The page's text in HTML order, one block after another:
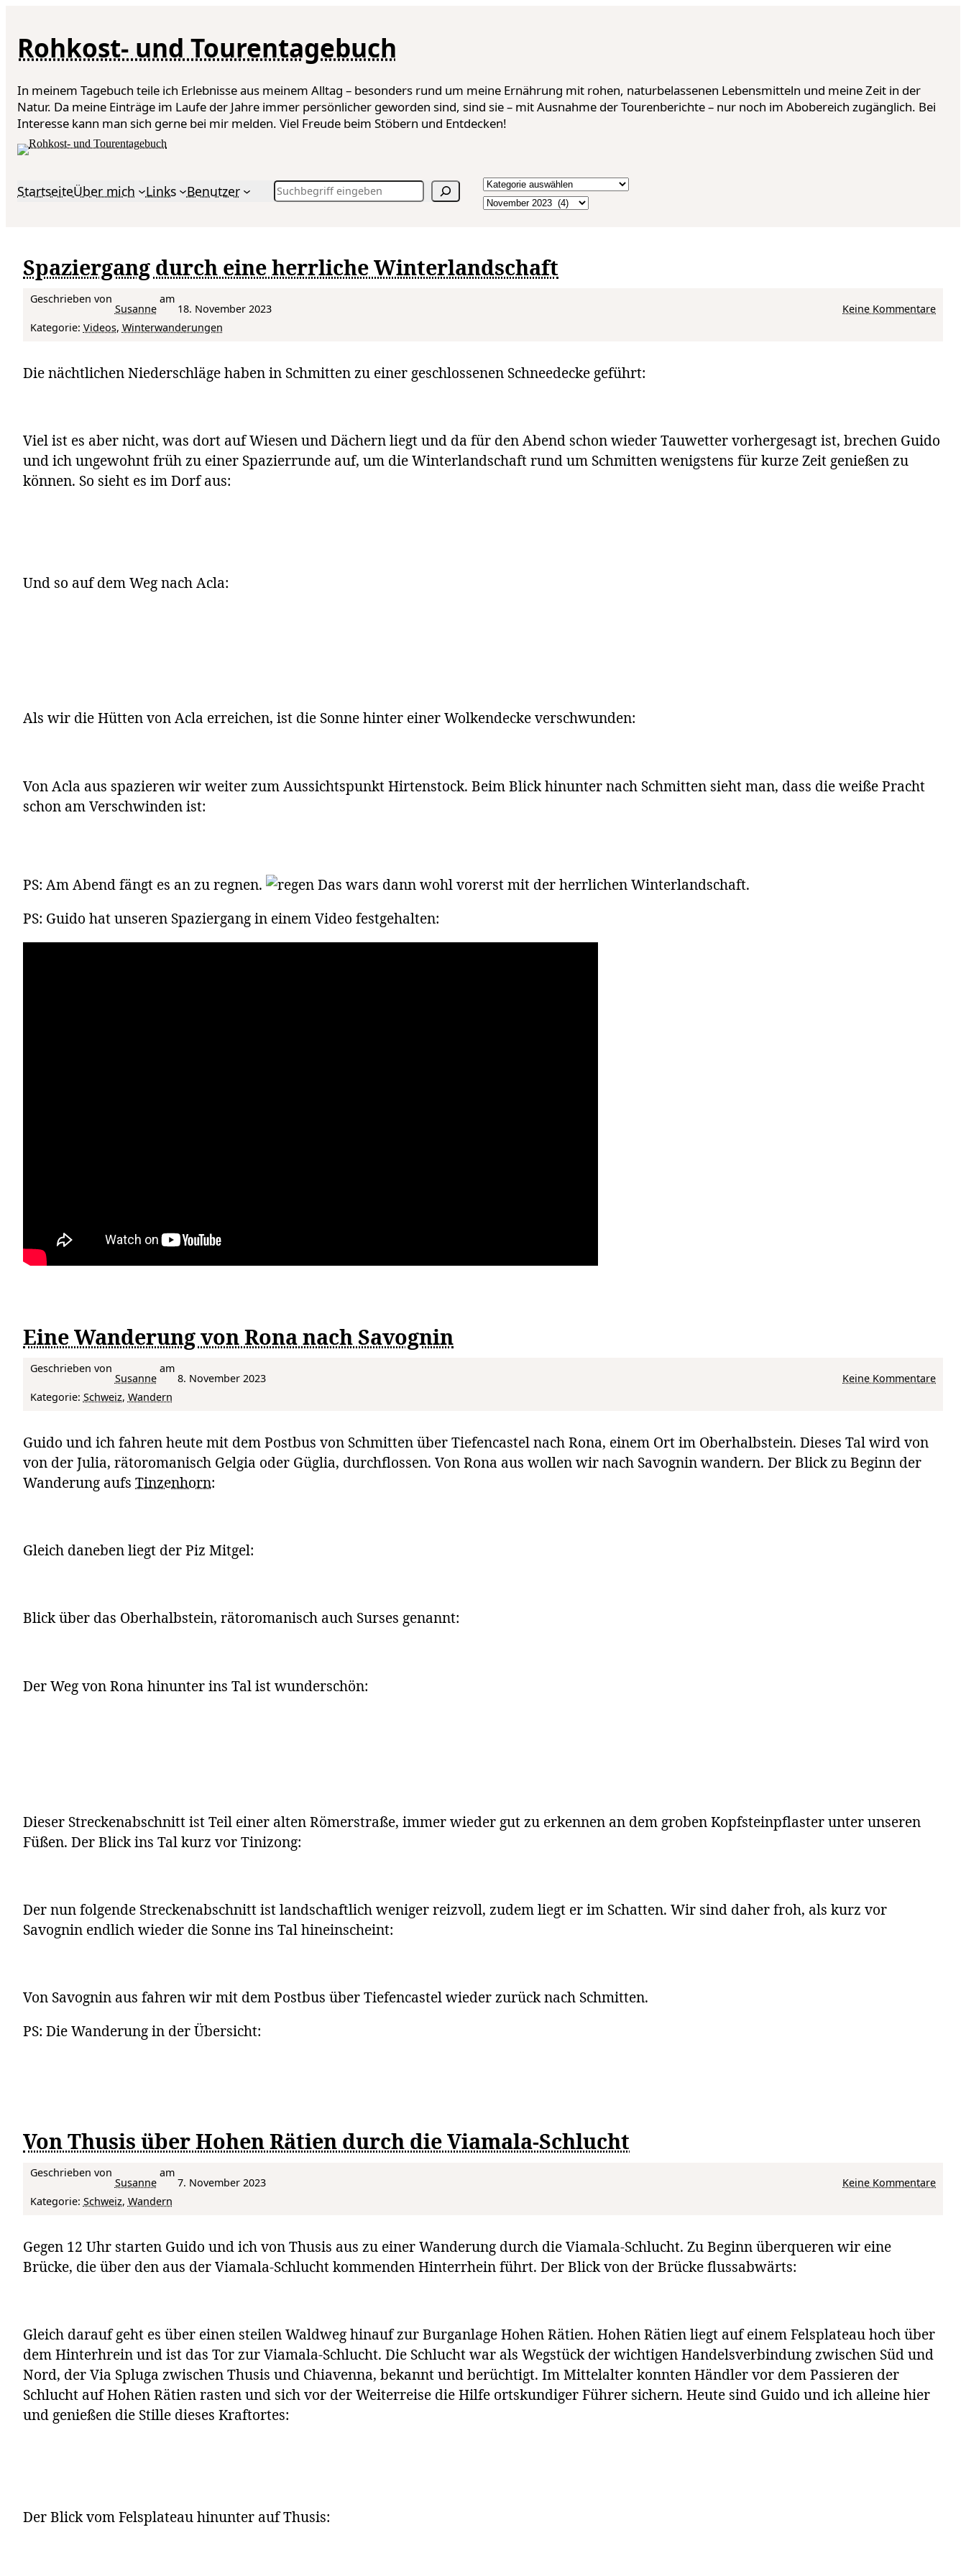
Rohkost- und Tourentagebuch
In meinem Tagebuch teile ich Erlebnisse aus meinem Alltag – besonders rund um meine Ernährung mit rohen, naturbelassenen Lebensmitteln und meine Zeit in der
Natur. Da meine Einträge im Laufe der Jahre immer persönlicher geworden sind, sind sie – mit Ausnahme der Tourenberichte – nur noch im Abobereich zugänglich. Bei
Interesse kann man sich gerne bei mir melden. Viel Freude beim Stöbern und Entdecken!
StartseiteÜber mich Links Benutzer Search
Kategorien
Archiv
Spaziergang durch eine herrliche Winterlandschaft
Geschrieben von
Susanne
am
18. November 2023 Keine Kommentarezu Spaziergang
Kategorie: Videos, Winterwanderungen
Die nächtlichen Niederschläge haben in Schmitten zu einer geschlossenen Schneedecke geführt:
Viel ist es aber nicht, was dort auf Wiesen und Dächern liegt und da für den Abend schon wieder Tauwetter vorhergesagt ist, brechen Guido
und ich ungewohnt früh zu einer Spazierrunde auf, um die Winterlandschaft rund um Schmitten wenigstens für kurze Zeit genießen zu
können. So sieht es im Dorf aus:
Und so auf dem Weg nach Acla:
Als wir die Hütten von Acla erreichen, ist die Sonne hinter einer Wolkendecke verschwunden:
Von Acla aus spazieren wir weiter zum Aussichtspunkt Hirtenstock. Beim Blick hinunter nach Schmitten sieht man, dass die weiße Pracht
schon am Verschwinden ist:
PS: Am Abend fängt es an zu regnen.
Das wars dann wohl vorerst mit der herrlichen Winterlandschaft.
PS: Guido hat unseren Spaziergang in einem Video festgehalten:
Eine Wanderung von Rona nach Savognin
Geschrieben von
Susanne
am
8. November 2023 Keine Kommentarezu Eine Wanderung von
Kategorie: Schweiz, Wandern
Guido und ich fahren heute mit dem Postbus von Schmitten über Tiefencastel nach Rona, einem Ort im Oberhalbstein. Dieses Tal wird von
von der Julia, rätoromanisch Gelgia oder Güglia, durchflossen. Von Rona aus wollen wir nach Savognin wandern. Der Blick zu Beginn der
Wanderung aufs Tinzenhorn:
Gleich daneben liegt der Piz Mitgel:
Blick über das Oberhalbstein, rätoromanisch auch Surses genannt:
Der Weg von Rona hinunter ins Tal ist wunderschön:
Dieser Streckenabschnitt ist Teil einer alten Römerstraße, immer wieder gut zu erkennen an dem groben Kopfsteinpflaster unter unseren
Füßen. Der Blick ins Tal kurz vor Tinizong:
Der nun folgende Streckenabschnitt ist landschaftlich weniger reizvoll, zudem liegt er im Schatten. Wir sind daher froh, als kurz vor
Savognin endlich wieder die Sonne ins Tal hineinscheint:
Von Savognin aus fahren wir mit dem Postbus über Tiefencastel wieder zurück nach Schmitten.
PS: Die Wanderung in der Übersicht:
Von Thusis über Hohen Rätien durch die Viamala-Schlucht
Geschrieben von
Susanne
am
7. November 2023 Keine Kommentarezu Von Thusis über Hohen Rätien durch
Kategorie: Schweiz, Wandern
Gegen 12 Uhr starten Guido und ich von Thusis aus zu einer Wanderung durch die Viamala-Schlucht. Zu Beginn überqueren wir eine
Brücke, die über den aus der Viamala-Schlucht kommenden Hinterrhein führt. Der Blick von der Brücke flussabwärts:
Gleich darauf geht es über einen steilen Waldweg hinauf zur Burganlage Hohen Rätien. Hohen Rätien liegt auf einem Felsplateau hoch über
dem Hinterhrein und ist das Tor zur Viamala-Schlucht. Die Schlucht war als Wegstück der wichtigen Handelsverbindung zwischen Süd und
Nord, der Via Spluga zwischen Thusis und Chiavenna, bekannt und berüchtigt. Im Mittelalter konnten Händler vor dem Passieren der
Schlucht auf Hohen Rätien rasten und sich vor der Weiterreise die Hilfe ortskundiger Führer sichern. Heute sind Guido und ich alleine hier
und genießen die Stille dieses Kraftortes:
Der Blick vom Felsplateau hinunter auf Thusis: